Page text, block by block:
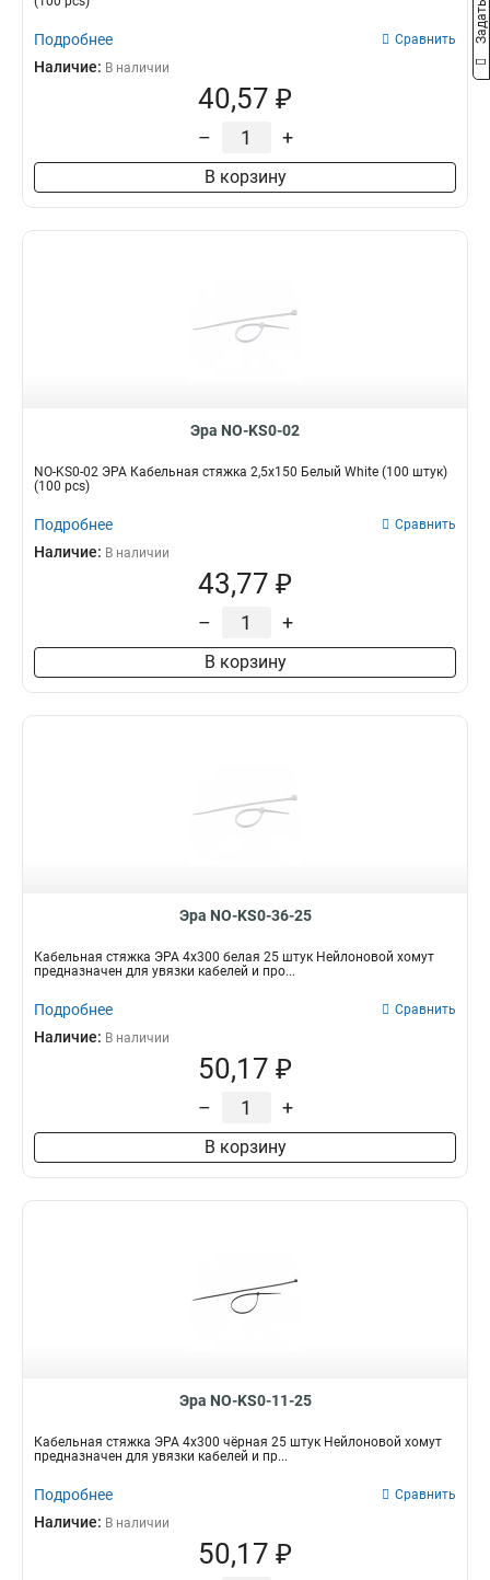
Подробнее Сравнить
Наличие: В наличии
40,57 ₽
– +
В корзину
Эра NO-KS0-02
NO-KS0-02 ЭРА Кабельная стяжка 2,5х150 Белый White (100 штук)
(100 pcs)
Подробнее Сравнить
Наличие: В наличии
43,77 ₽
– +
В корзину
Эра NO-KS0-36-25
Кабельная стяжка ЭРА 4x300 белая 25 штук Нейлоновой хомут
предназначен для увязки кабелей и про...
Подробнее Сравнить
Наличие: В наличии
50,17 ₽
– +
В корзину
Эра NO-KS0-11-25
Кабельная стяжка ЭРА 4x300 чёрная 25 штук Нейлоновой хомут
предназначен для увязки кабелей и пр...
Подробнее Сравнить
Наличие: В наличии
50,17 ₽